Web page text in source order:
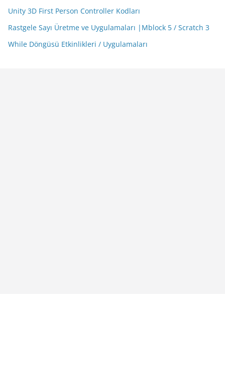
Unity 3D First Person Controller Kodları
Rastgele Sayı Üretme ve Uygulamaları |Mblock 5 / Scratch 3
While Döngüsü Etkinlikleri / Uygulamaları